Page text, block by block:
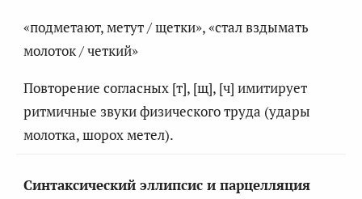
«подметают, метут / щетки», «стал вздымать
молоток / четкий»
Повторение согласных [т], [щ], [ч] имитирует
ритмичные звуки физического труда (удары
молотка, шорох метел).
Синтаксический эллипсис и парцелляция